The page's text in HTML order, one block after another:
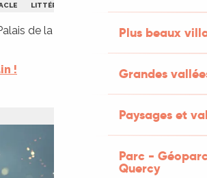
Plus beaux
Grandes
Paysages et
Parc -
Quercy
LITTÉRATURE
de la Raymondie, 46600 Martel
!